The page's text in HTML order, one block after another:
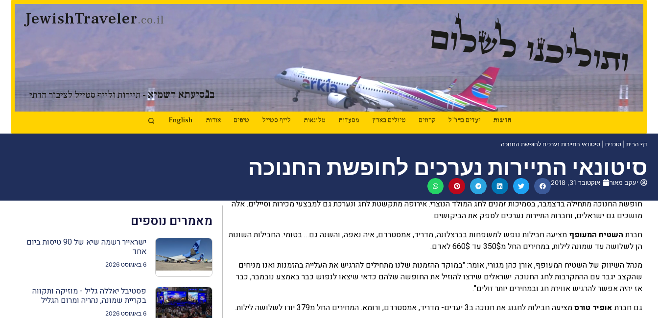
JewishTraveler.co.il ותוליכנו לשלום
בנסיעתא דשמיא- תיירות ולייף סטייל לציבור הדתי
חדשות יעדים בחו"ל קרוזים טיולים בארץ מסעדות מלונאות לייף סטייל טיפים אודות English
דף הבית סוכנים סיטונאי התיירות נערכים לחופשת החנוכה
סיטונאי התיירות נערכים לחופשת החנוכה
יעקב מאור אוקטובר 31, 2018
חופשת החנוכה מתחילה בדצמבר, בסמיכות זמנים לחג המולד הנוצרי. אירופה מתקשטת לחג ונערכת גם למבצעי מכירות וסיילים. אלה
מושכים גם ישראלים, וחברות התיירות נערכים לספק את הביקושים.
חברתהשטיח המעופף מציעה חבילות נופש למשפחות בברצלונה, מדריד, אמסטרדם, איה נאפה, והשנה גם… בטומי. החבילות השונות
הן לשלושה עד שמונה לילות, במחירים החל מ350$ עד 660$ לאדם.
מנהל השיווק של השטיח המעופף, אורן כהן מגורי, אומר: "במוקד ההזמנות שלנו מתחילים להרגיש את העלייה בהזמנות ואנו מניחים
שהקצב יגבר עם ההתקרבות לחג החנוכה. ישראלים שירצו להוזיל את החופשה שלהם כדאי שיצאו לנפוש כבר באמצע נובמבר, כבר
אז יהיה אפשר להרגיש אווירת חג ובמחירים יותר זולים".
גם חברתאופיר טורסמציעה חבילות לחגוג את חנוכה ב3 יעדים- מדריד, אמסטרדם, ורומא. המחירים החל מ379 יורו לשלושה לילות.
מאמרים נוספים
ישראייר רשמה שיא של 90 טיסות ביום
אחד
6 באוגוסט 2026
פסטיבל יאללה גליל - מוזיקה ותקווה
בקריית שמונה, נהריה ומרום הגליל
6 באוגוסט 2026